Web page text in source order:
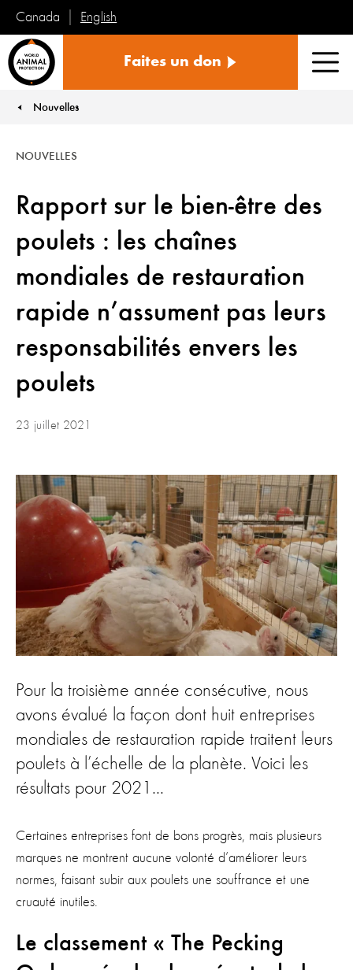
Canada English
mondiale
animaux
Faites un don
Nouvelles
Rapport sur le bien-être des
poulets : les chaînes
mondiales de restauration
rapide n’assument pas leurs
responsabilités envers les
poulets
NOUVELLES
23 juillet 2021
Pour la troisième année consécutive, nous
avons évalué la façon dont huit entreprises
mondiales de restauration rapide traitent leurs
poulets à l’échelle de la planète. Voici les
résultats pour 2021...
Certaines entreprises font de bons progrès, mais plusieurs
marques ne montrent aucune volonté d’améliorer leurs
normes, faisant subir aux poulets une souffrance et une
cruauté inutiles.
Le classement « The Pecking